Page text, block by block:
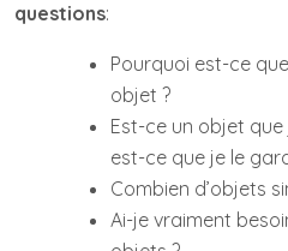
questions:
Pourquoi est-ce
objet ?
Est-ce un objet que
est-ce que je le
Combien d’objets
Ai-je vraiment